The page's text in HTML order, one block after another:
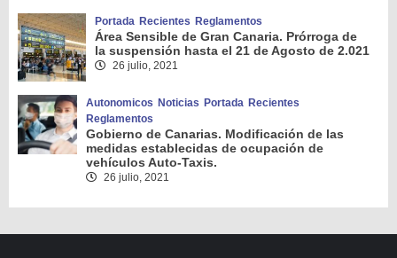
Portada Recientes Reglamentos
Área Sensible de Gran Canaria. Prórroga de
la suspensión hasta el 21 de Agosto de 2.021
26 julio, 2021
Autonomicos Noticias Portada Recientes
Reglamentos
Gobierno de Canarias. Modificación de las
medidas establecidas de ocupación de
vehículos Auto-Taxis.
26 julio, 2021